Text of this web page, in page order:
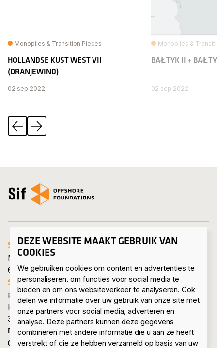
DEZE WEBSITE MAAKT GEBRUIK VAN
COOKIES
We gebruiken cookies om content en advertenties te
personaliseren, om functies voor social media te
bieden en om ons websiteverkeer te analyseren. Ook
delen we informatie over uw gebruik van onze site met
onze partners voor social media, adverteren en
analyse. Deze partners kunnen deze gegevens
combineren met andere informatie die u aan ze heeft
verstrekt of die ze hebben verzameld op basis van uw
Monopiles & Transition Pieces
HOLLANDSE KUST WEST VII
(ORANJEW IND)
02 sep 2022
Monopiles &
BAŁTYK II +
02 sep 2022
VorigeVolgende
open_homepage
SIF HEADQUARTERS ROERMOND
Mijnheerkensweg 33
6041 TA Roermond • Nederland
SIF MAASVLAKTE
Pieter van Vollenhovenweg 101
Havennummer 8322
3199 KV Maasvlakte Rotterdam • Nederland
PRODUCTEN & DIENSTEN
OVER ONS